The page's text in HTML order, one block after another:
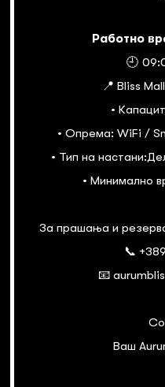
Работно
🕘
📍 Bliss
•
• Опрема: WiFi /
• Тип на
• Минимално
За прашања и
📞
📧
Со
Ваш